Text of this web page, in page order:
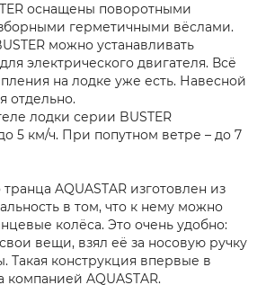
оснащены поворотными
герметичными вёслами.
можно устанавливать
электрического двигателя. Всё
на лодке уже есть. Навесной
отдельно.
лодки серии BUSTER
5 км/ч. При попутном ветре – до 7
AQUASTAR изготовлен из
в том, что к нему можно
колёса. Это очень удобно:
вещи, взял её за носовую ручку
Такая конструкция впервые в
компанией AQUASTAR.